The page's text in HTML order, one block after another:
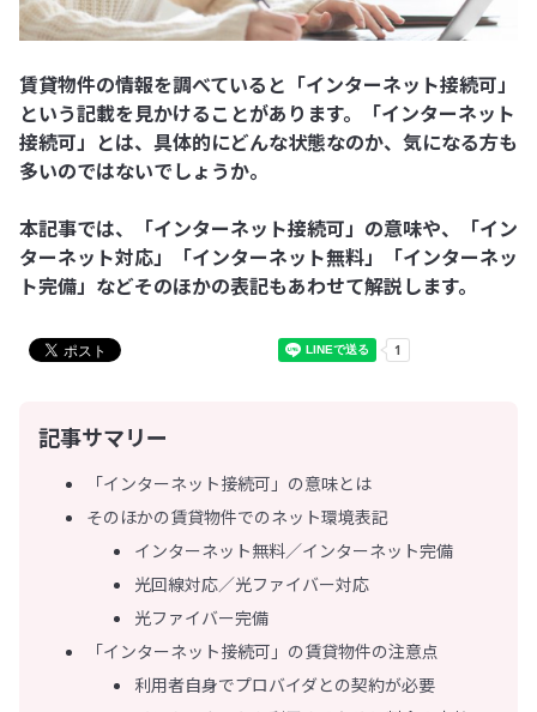
賃貸物件の情報を調べていると「インターネット接続可」
という記載を見かけることがあります。「インターネット
接続可」とは、具体的にどんな状態なのか、気になる方も
多いのではないでしょうか。
本記事では、「インターネット接続可」の意味や、「イン
ターネット対応」「インターネット無料」「インターネッ
ト完備」などそのほかの表記もあわせて解説します。
記事サマリー
「インターネット接続可」の意味とは
そのほかの賃貸物件でのネット環境表記
インターネット無料／インターネット完備
光回線対応／光ファイバー対応
光ファイバー完備
「インターネット接続可」の賃貸物件の注意点
利用者自身でプロバイダとの契約が必要